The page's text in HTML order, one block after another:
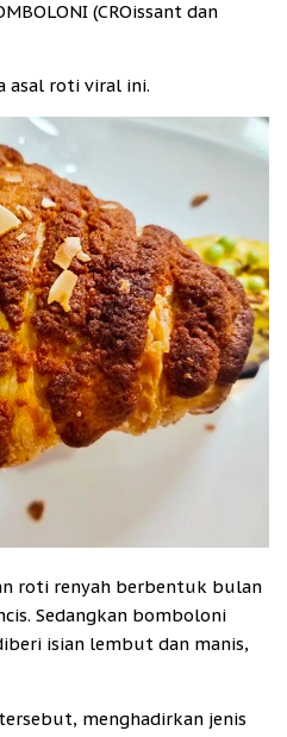
(CROissant dan
asal roti viral ini.
roti renyah berbentuk bulan
Sedangkan bomboloni
isian lembut dan manis,
menghadirkan jenis